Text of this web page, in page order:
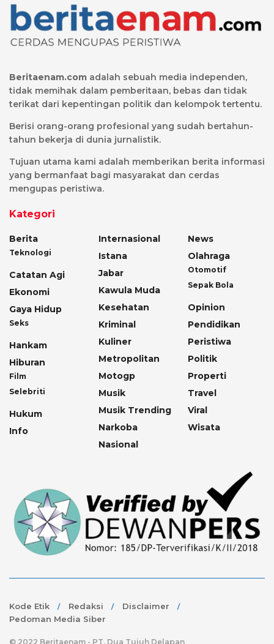
Beritaenam.com adalah sebuah media independen,
tidak memihak dalam pemberitaan, bebas dan tidak
terikat dari kepentingan politik dan kelompok tertentu.
Berisi orang-orang profesional yang sudah bertahun-
tahun bekerja di dunia jurnalistik.
Tujuan utama kami adalah memberikan berita informasi
yang bermanfaat bagi masyarakat dan cerdas
mengupas peristiwa.
Kategori
Berita
Teknologi
Catatan Agi
Ekonomi
Gaya Hidup
Seks
Hankam
Hiburan
Film
Selebriti
Hukum
Info
Internasional
Istana
Jabar
Kawula Muda
Kesehatan
Kriminal
Kuliner
Metropolitan
Motogp
Musik
Musik Trending
Narkoba
Nasional
News
Olahraga
Otomotif
Sepak Bola
Opinion
Pendidikan
Peristiwa
Politik
Properti
Travel
Viral
Wisata
Kode Etik Redaksi
Disclaimer
Pedoman Media Siber
© 2022 Beritaenam - PT. Dua Tujuh Delapan